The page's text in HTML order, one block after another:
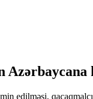
edilməsi,